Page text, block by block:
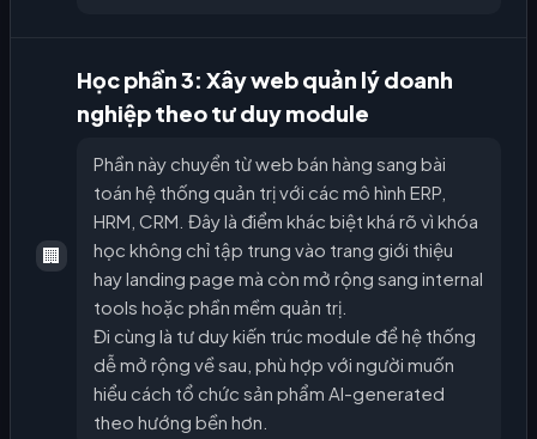
🏢
Học phần 3: Xây web quản lý doanh
nghiệp theo tư duy module
Phần này chuyển từ web bán hàng sang bài
toán hệ thống quản trị với các mô hình ERP,
HRM, CRM. Đây là điểm khác biệt khá rõ vì khóa
học không chỉ tập trung vào trang giới thiệu
hay landing page mà còn mở rộng sang internal
tools hoặc phần mềm quản trị.
Đi cùng là tư duy kiến trúc module để hệ thống
dễ mở rộng về sau, phù hợp với người muốn
hiểu cách tổ chức sản phẩm AI-generated
theo hướng bền hơn.